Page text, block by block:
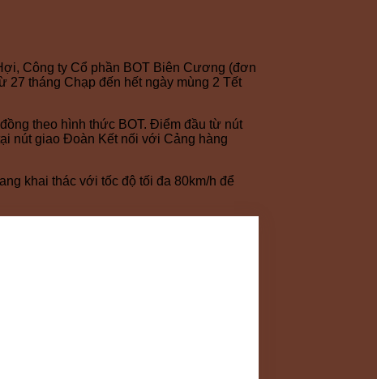
Công ty Cổ phần BOT Biên Cương (đơn
27 tháng Chạp đến hết ngày mùng 2 Tết
theo hình thức BOT. Điểm đầu từ nút
nút giao Đoàn Kết nối với Cảng hàng
khai thác với tốc độ tối đa 80km/h để